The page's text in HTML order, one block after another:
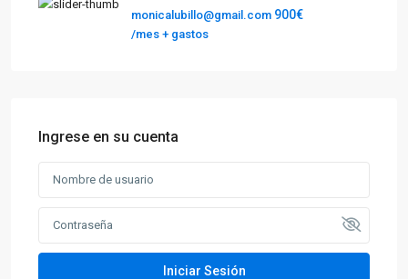
monicalubillo@gmail.com 900€
/mes + gastos
Ingrese en su cuenta
Iniciar Sesión